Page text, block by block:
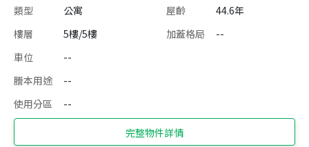
類型 公寓 屋齡
44.6年
樓層
5樓/5樓 加蓋格局
--
車位
--
謄本用途
--
使用分區
--
完整物件詳情